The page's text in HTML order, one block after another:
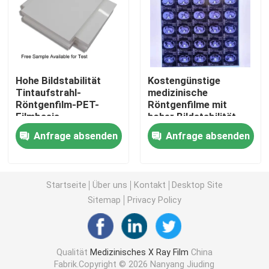
Laser X Ray Film
Medizinischer trockener Film
Strahlnfilm des HAUSTIERES X
Siebdruck-Filme
rc Fotopapier
Wärmeübertragungs-Film
medizinischer thermischer Film
Hohe Bildstabilität
Tintaufstrahl-
Röntgenfilm-PET-
Filmbasis
angemessene Kosten
für medizinische
Bildgebung und
Anfrage absenden
Kostengünstige
medizinische
Röntgenfilme mit
hoher Bildstabilität,
die klare und präzise
medizinische
Diagnosebilder liefern
Anfrage absenden
Startseite Über uns Kontakt
Desktop Site
Sitemap
Privacy Policy
Qualität Medizinisches X Ray Film China
Fabrik.Copyright © 2026 Nanyang Jiuding